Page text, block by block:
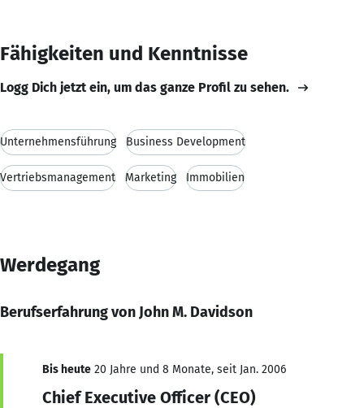
Fähigkeiten und Kenntnisse
Logg Dich jetzt ein, um das ganze Profil zu sehen.
Unternehmensführung Business Development
Vertriebsmanagement Marketing Immobilien
Werdegang
Berufserfahrung von John M. Davidson
Bis heute 20 Jahre und 8 Monate, seit Jan. 2006
Chief Executive Officer (CEO)